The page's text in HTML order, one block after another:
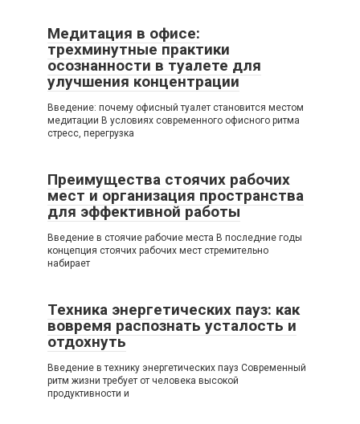
Медитация в офисе:
трехминутные практики
осознанности в туалете для
улучшения концентрации
Введение: почему офисный туалет становится местом
медитации В условиях современного офисного ритма
стресс, перегрузка
Преимущества стоячих рабочих
мест и организация пространства
для эффективной работы
Введение в стоячие рабочие места В последние годы
концепция стоячих рабочих мест стремительно
набирает
Техника энергетических пауз: как
вовремя распознать усталость и
отдохнуть
Введение в технику энергетических пауз Современный
ритм жизни требует от человека высокой
продуктивности и